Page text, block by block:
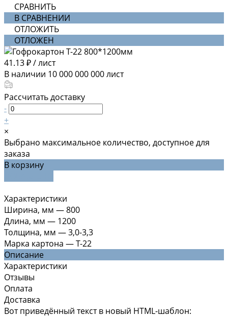
СРАВНИТЬ
В СРАВНЕНИИ
ОТЛОЖИТЬ
ОТЛОЖЕН
41.13 ₽/лист
В наличии 10 000 000 000лист
Рассчитать доставку
-
+
×
Выбрано максимальное количество, доступное для
заказа
В корзину
Характеристики
Ширина, мм —800
Длина, мм — 1200
Толщина, мм —3,0-3,3
Марка картона —Т-22
Описание
Характеристики
Отзывы
Оплата
Доставка
Вот приведённый текст в новый HTML-шаблон: